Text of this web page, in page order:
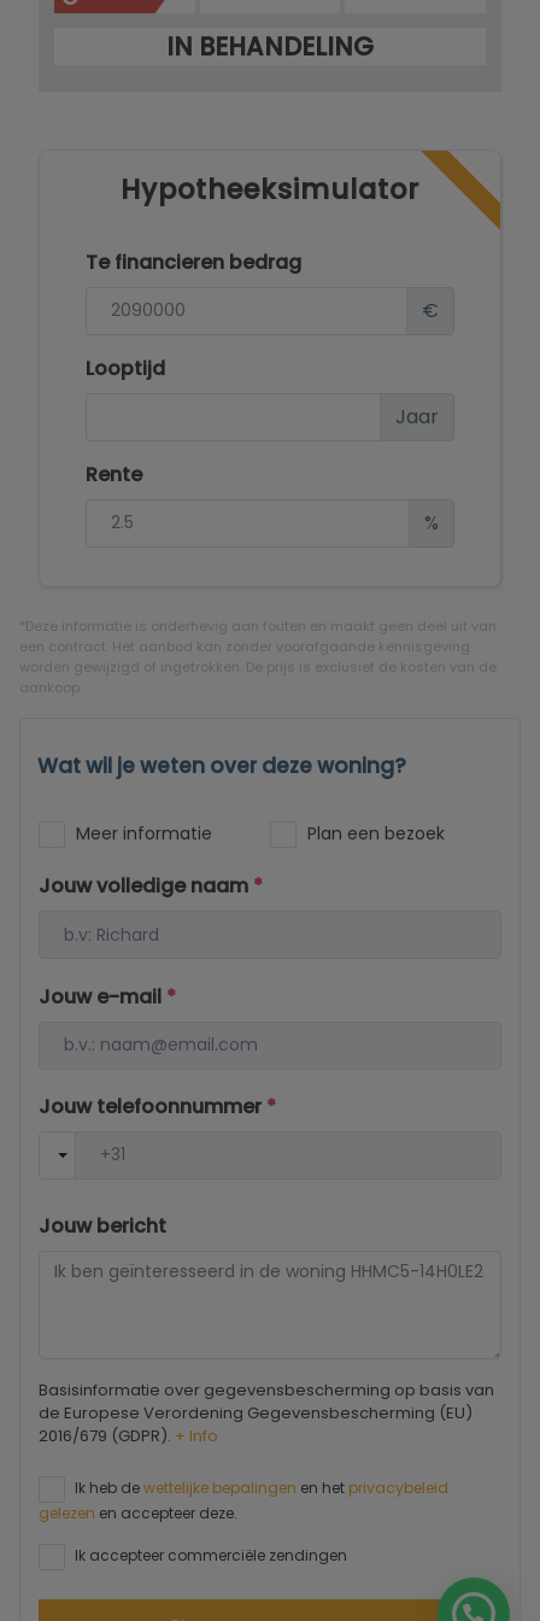
Een toekomstgerichte villa op een strategische
locatie in Altea, ontworpen voor comfortabel
Sierra Altea Laat u informeren door één van onze
medewerkers.
IN BEHANDELING
Hypotheeksimulator
Te financieren bedrag
€
Looptijd
Jaar
Rente
%
*Deze informatie is onderhevig aan fouten en maakt geen deel uit van
een contract. Het aanbod kan zonder voorafgaande kennisgeving
worden gewijzigd of ingetrokken. De prijs is exclusief de kosten van de
aankoop.
Wat wil je weten over deze woning?
Meer informatie Plan een bezoek
Jouw volledige naam *
Jouw e-mail *
Jouw telefoonnummer *
Jouw bericht
Basisinformatie over gegevensbescherming op basis van
de Europese Verordening Gegevensbescherming (EU)
2016/679 (GDPR). + Info
Ik heb dewettelijke bepalingen en het privacybeleid
gelezen en accepteer deze.
Ik accepteer commerciële zendingen